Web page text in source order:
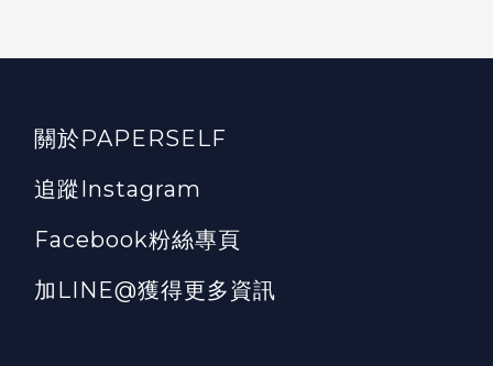
關於PAPERSELF
追蹤Instagram
Facebook粉絲專頁
加LINE@獲得更多資訊